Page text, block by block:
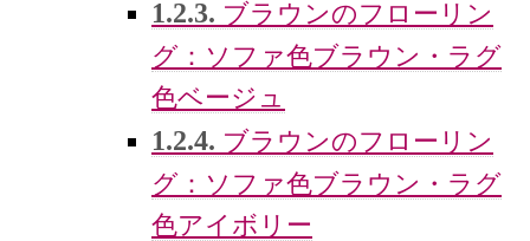
1.2.3. ブラウンのフローリン
グ：ソファ色ブラウン・ラグ
色ベージュ
1.2.4. ブラウンのフローリン
グ：ソファ色ブラウン・ラグ
色アイボリー